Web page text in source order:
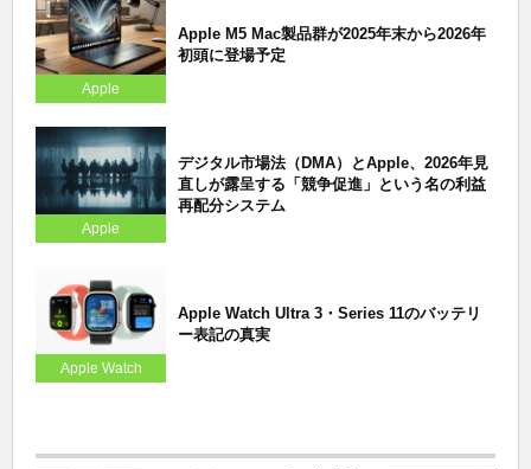
Apple
Apple M5 Mac製品群が2025年末から2026年
初頭に登場予定
Apple
デジタル市場法（DMA）とApple、2026年見
直しが露呈する「競争促進」という名の利益
再配分システム
Apple Watch
Apple Watch Ultra 3・Series 11のバッテリ
ー表記の真実